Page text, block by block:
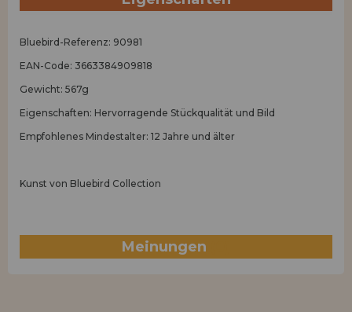
Bluebird-Referenz: 90981
EAN-Code: 3663384909818
Gewicht: 567g
Eigenschaften: Hervorragende Stückqualität und Bild
Empfohlenes Mindestalter: 12 Jahre und älter
Kunst von Bluebird Collection
Meinungen